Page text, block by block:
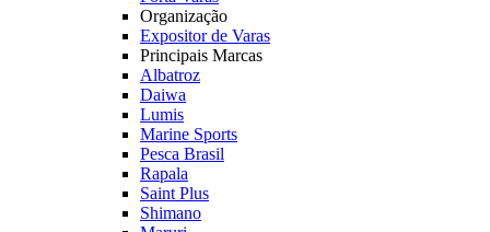
Organização
Expositor de Varas
Principais Marcas
Albatroz
Daiwa
Lumis
Marine Sports
Pesca Brasil
Rapala
Saint Plus
Shimano